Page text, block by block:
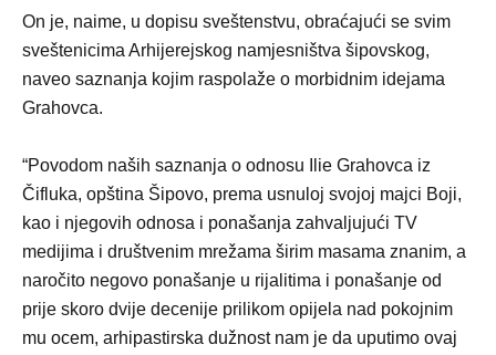
On je, naime, u dopisu sveštenstvu, obraćajući se svim
sveštenicima Arhijerejskog namjesništva šipovskog,
naveo saznanja kojim raspolaže o morbidnim idejama
Grahovca.
“Povodom naših saznanja o odnosu Ilie Grahovca iz
Čifluka, opština Šipovo, prema usnuloj svojoj majci Boji,
kao i njegovih odnosa i ponašanja zahvaljujući TV
medijima i društvenim mrežama širim masama znanim, a
naročito negovo ponašanje u rijalitima i ponašanje od
prije skoro dvije decenije prilikom opijela nad pokojnim
mu ocem, arhipastirska dužnost nam je da uputimo ovaj